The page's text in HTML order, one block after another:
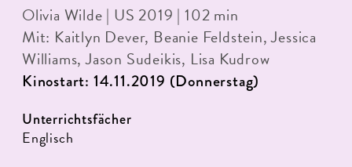
Olivia Wilde | US 2019 | 102 min
Mit: Kaitlyn Dever, Beanie Feldstein, Jessica
Williams, Jason Sudeikis, Lisa Kudrow
Kinostart: 14.11.2019 (Donnerstag)
Unterrichtsfächer
Englisch